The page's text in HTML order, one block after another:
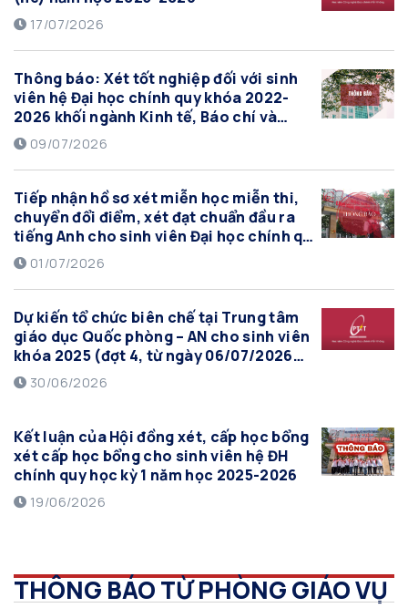
17/07/2026
Thông báo: Xét tốt nghiệp đối với sinh
viên hệ Đại học chính quy khóa 2022-
2026 khối ngành Kinh tế, Báo chí và
Truyền thông đa phương tiện đợt tháng
07/2026
09/07/2026
Tiếp nhận hồ sơ xét miễn học miễn thi,
chuyển đổi điểm, xét đạt chuẩn đầu ra
tiếng Anh cho sinh viên Đại học chính quy
có chứng chỉ tiếng Anh quốc tế theo quy
định, Học kỳ 1 năm học 2026-2027 (đợt
tháng 7/2026)
01/07/2026
Dự kiến tổ chức biên chế tại Trung tâm
giáo dục Quốc phòng – AN cho sinh viên
khóa 2025 (đợt 4, từ ngày 06/07/2026
đến ngày 26/07/2026)
30/06/2026
Kết luận của Hội đồng xét, cấp học bổng
xét cấp học bổng cho sinh viên hệ ĐH
chính quy học kỳ 1 năm học 2025-2026
19/06/2026
THÔNG BÁO TỪ PHÒNG GIÁO VỤ